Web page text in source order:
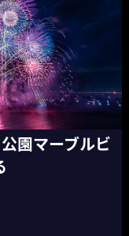
園マーブルビ